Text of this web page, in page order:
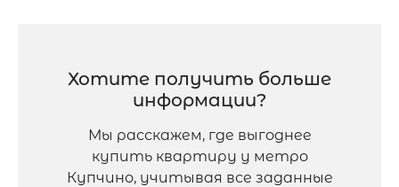
Хотите получить больше
информации?
Мы расскажем, где выгоднее
купить квартиру у метро
Купчино, учитывая все заданные